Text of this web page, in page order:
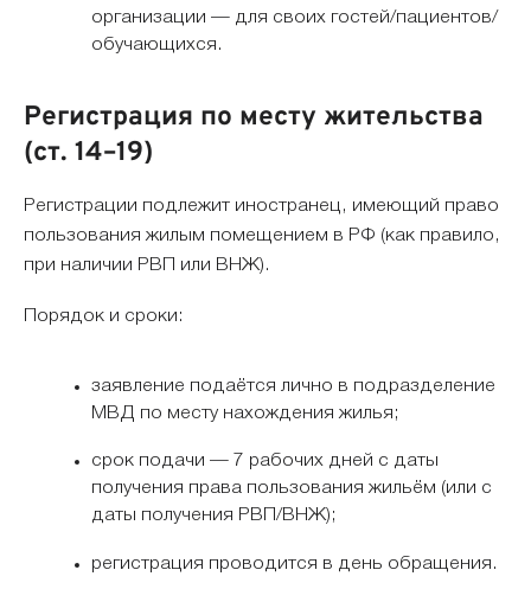
организации — для своих гостей/пациентов/
обучающихся.
Регистрация по месту жительства
(ст. 14–19)
Регистрации подлежит иностранец, имеющий право
пользования жилым помещением в РФ (как правило,
при наличии РВП или ВНЖ).
Порядок и сроки:
заявление подаётся лично в подразделение
МВД по месту нахождения жилья;
срок подачи — 7 рабочих дней с даты
получения права пользования жильём (или с
даты получения РВП/ВНЖ);
регистрация проводится в день обращения.